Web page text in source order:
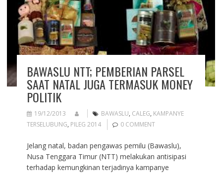
BAWASLU NTT; PEMBERIAN PARSEL
SAAT NATAL JUGA TERMASUK MONEY
POLITIK
19/12/2013 BAWASLU, CALEG, KAMPANYE
TERSELUBUNG, PILEG 2014 0 COMMENT
Jelang natal, badan pengawas pemilu (Bawaslu),
Nusa Tenggara Timur (NTT) melakukan antisipasi
terhadap kemungkinan terjadinya kampanye